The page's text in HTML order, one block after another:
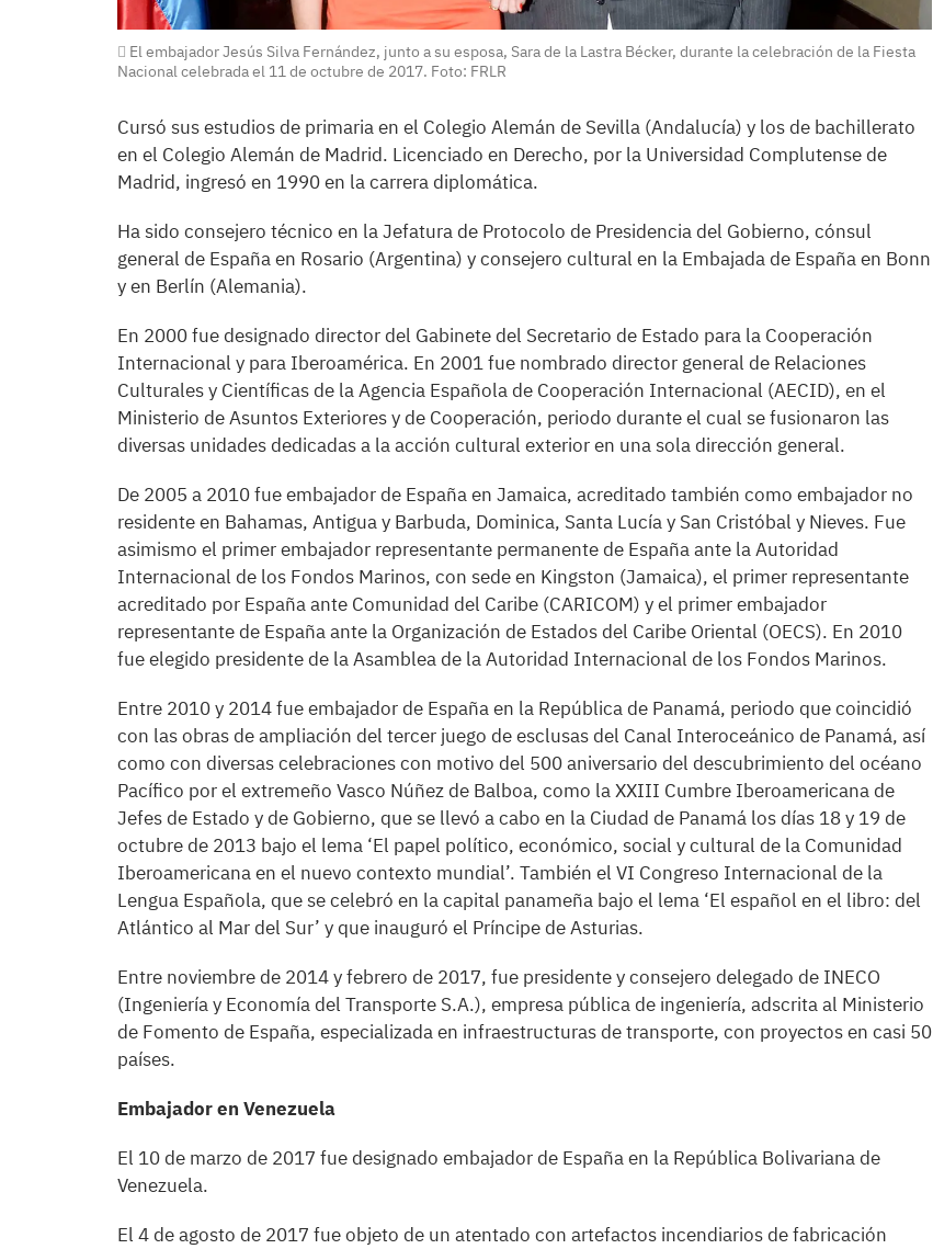
El embajador Jesús Silva Fernández, junto a su esposa, Sara de la Lastra Bécker, durante la celebración de la Fiesta
Nacional celebrada el 11 de octubre de 2017. Foto: FRLR
Cursó sus estudios de primaria en el Colegio Alemán de Sevilla (Andalucía) y los de bachillerato
en el Colegio Alemán de Madrid. Licenciado en Derecho, por la Universidad Complutense de
Madrid, ingresó en 1990 en la carrera diplomática.
Ha sido consejero técnico en la Jefatura de Protocolo de Presidencia del Gobierno, cónsul
general de España en Rosario (Argentina) y consejero cultural en la Embajada de España en Bonn
y en Berlín (Alemania).
En 2000 fue designado director del Gabinete del Secretario de Estado para la Cooperación
Internacional y para Iberoamérica. En 2001 fue nombrado director general de Relaciones
Culturales y Científicas de la Agencia Española de Cooperación Internacional (AECID), en el
Ministerio de Asuntos Exteriores y de Cooperación, periodo durante el cual se fusionaron las
diversas unidades dedicadas a la acción cultural exterior en una sola dirección general.
De 2005 a 2010 fue embajador de España en Jamaica, acreditado también como embajador no
residente en Bahamas, Antigua y Barbuda, Dominica, Santa Lucía y San Cristóbal y Nieves. Fue
asimismo el primer embajador representante permanente de España ante la Autoridad
Internacional de los Fondos Marinos, con sede en Kingston (Jamaica), el primer representante
acreditado por España ante Comunidad del Caribe (CARICOM) y el primer embajador
representante de España ante la Organización de Estados del Caribe Oriental (OECS). En 2010
fue elegido presidente de la Asamblea de la Autoridad Internacional de los Fondos Marinos.
Entre 2010 y 2014 fue embajador de España en la República de Panamá, periodo que coincidió
con las obras de ampliación del tercer juego de esclusas del Canal Interoceánico de Panamá, así
como con diversas celebraciones con motivo del 500 aniversario del descubrimiento del océano
Pacífico por el extremeño Vasco Núñez de Balboa, como la XXIII Cumbre Iberoamericana de
Jefes de Estado y de Gobierno, que se llevó a cabo en la Ciudad de Panamá los días 18 y 19 de
octubre de 2013 bajo el lema ‘El papel político, económico, social y cultural de la Comunidad
Iberoamericana en el nuevo contexto mundial’. También el VI Congreso Internacional de la
Lengua Española, que se celebró en la capital panameña bajo el lema ‘El español en el libro: del
Atlántico al Mar del Sur’ y que inauguró el Príncipe de Asturias.
Entre noviembre de 2014 y febrero de 2017, fue presidente y consejero delegado de INECO
(Ingeniería y Economía del Transporte S.A.), empresa pública de ingeniería, adscrita al Ministerio
de Fomento de España, especializada en infraestructuras de transporte, con proyectos en casi 50
países.
Embajador en Venezuela
El 10 de marzo de 2017 fue designado embajador de España en la República Bolivariana de
Venezuela.
El 4 de agosto de 2017 fue objeto de un atentado con artefactos incendiarios de fabricación